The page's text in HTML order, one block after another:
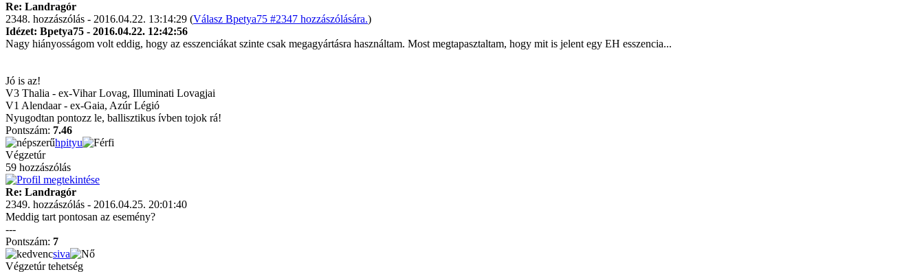
Re: Landragór
2348. hozzászólás - 2016.04.22. 13:14:29 (Válasz Bpetya75 #2347 hozzászólására.)
Idézet: Bpetya75 - 2016.04.22. 12:42:56
Nagy hiányosságom volt eddig, hogy az esszenciákat szinte csak megagyártásra használtam. Most megtapasztaltam, hogy mit is jelent egy EH esszencia...
Jó is az!
V3 Thalia - ex-Vihar Lovag, Illuminati Lovagjai
V1 Alendaar - ex-Gaia, Azúr Légió
Nyugodtan pontozz le, ballisztikus ívben tojok rá!
Pontszám: 7.46
hpityu
Végzetúr
59 hozzászólás
Re: Landragór
2349. hozzászólás - 2016.04.25. 20:01:40
Meddig tart pontosan az esemény?
---
Pontszám: 7
siva
Végzetúr tehetség